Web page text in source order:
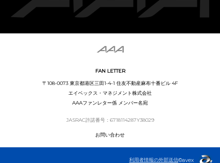
FAN LETTER
〒108-0073 東京都港区三田1-4-1 住友不動産麻布十番ビル 4F
エイベックス・マネジメント株式会社
AAAファンレター係 メンバー名宛
JASRAC許諾番号：6718114287Y38029
お問い合わせ
利用者情報の外部送信©avex